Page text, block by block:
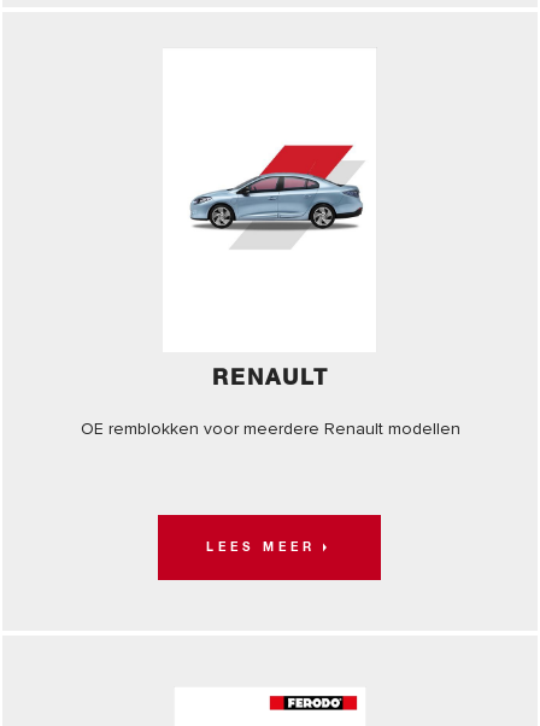
RENAULT
OE remblokken voor meerdere Renault modellen
LEES MEER